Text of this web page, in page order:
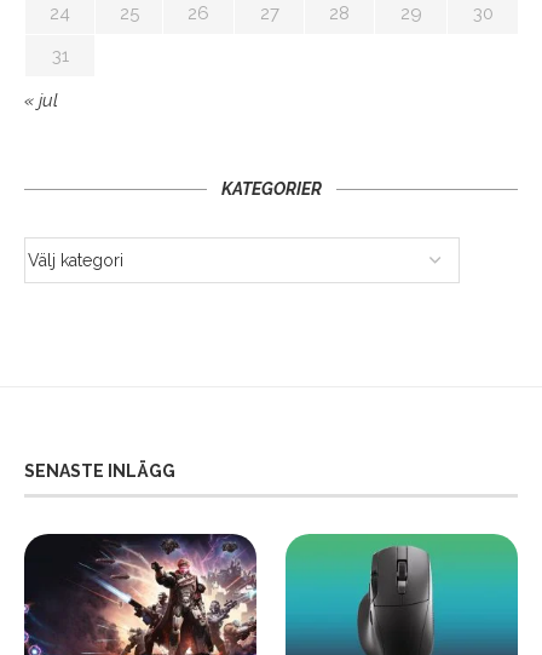
24
25 26 27 28 29
30
31
« jul
KATEGORIER
SENASTE INLÄGG